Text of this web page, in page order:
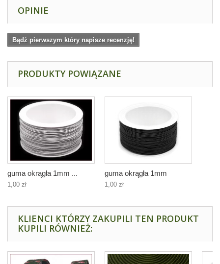
OPINIE
Bądź pierwszym który napisze recenzję!
PRODUKTY POWIĄZANE
guma okrągła 1mm ...
1,00 zł
guma okrągła 1mm
1,00 zł
KLIENCI KTÓRZY ZAKUPILI TEN PRODUKT
KUPILI RÓWNIEŻ: